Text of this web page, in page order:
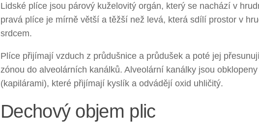
Lidské plíce jsou párový kuželovitý orgán, který se nachází v
pravá plíce je mírně větší a těžší než levá, která sdílí prostor v
srdcem.
Plíce přijímají vzduch z průdušnice a průdušek a poté jej
zónou do alveolárních kanálků. Alveolární kanálky jsou
(kapilárami), které přijímají kyslík a odvádějí oxid uhličitý.
Dechový objem plic